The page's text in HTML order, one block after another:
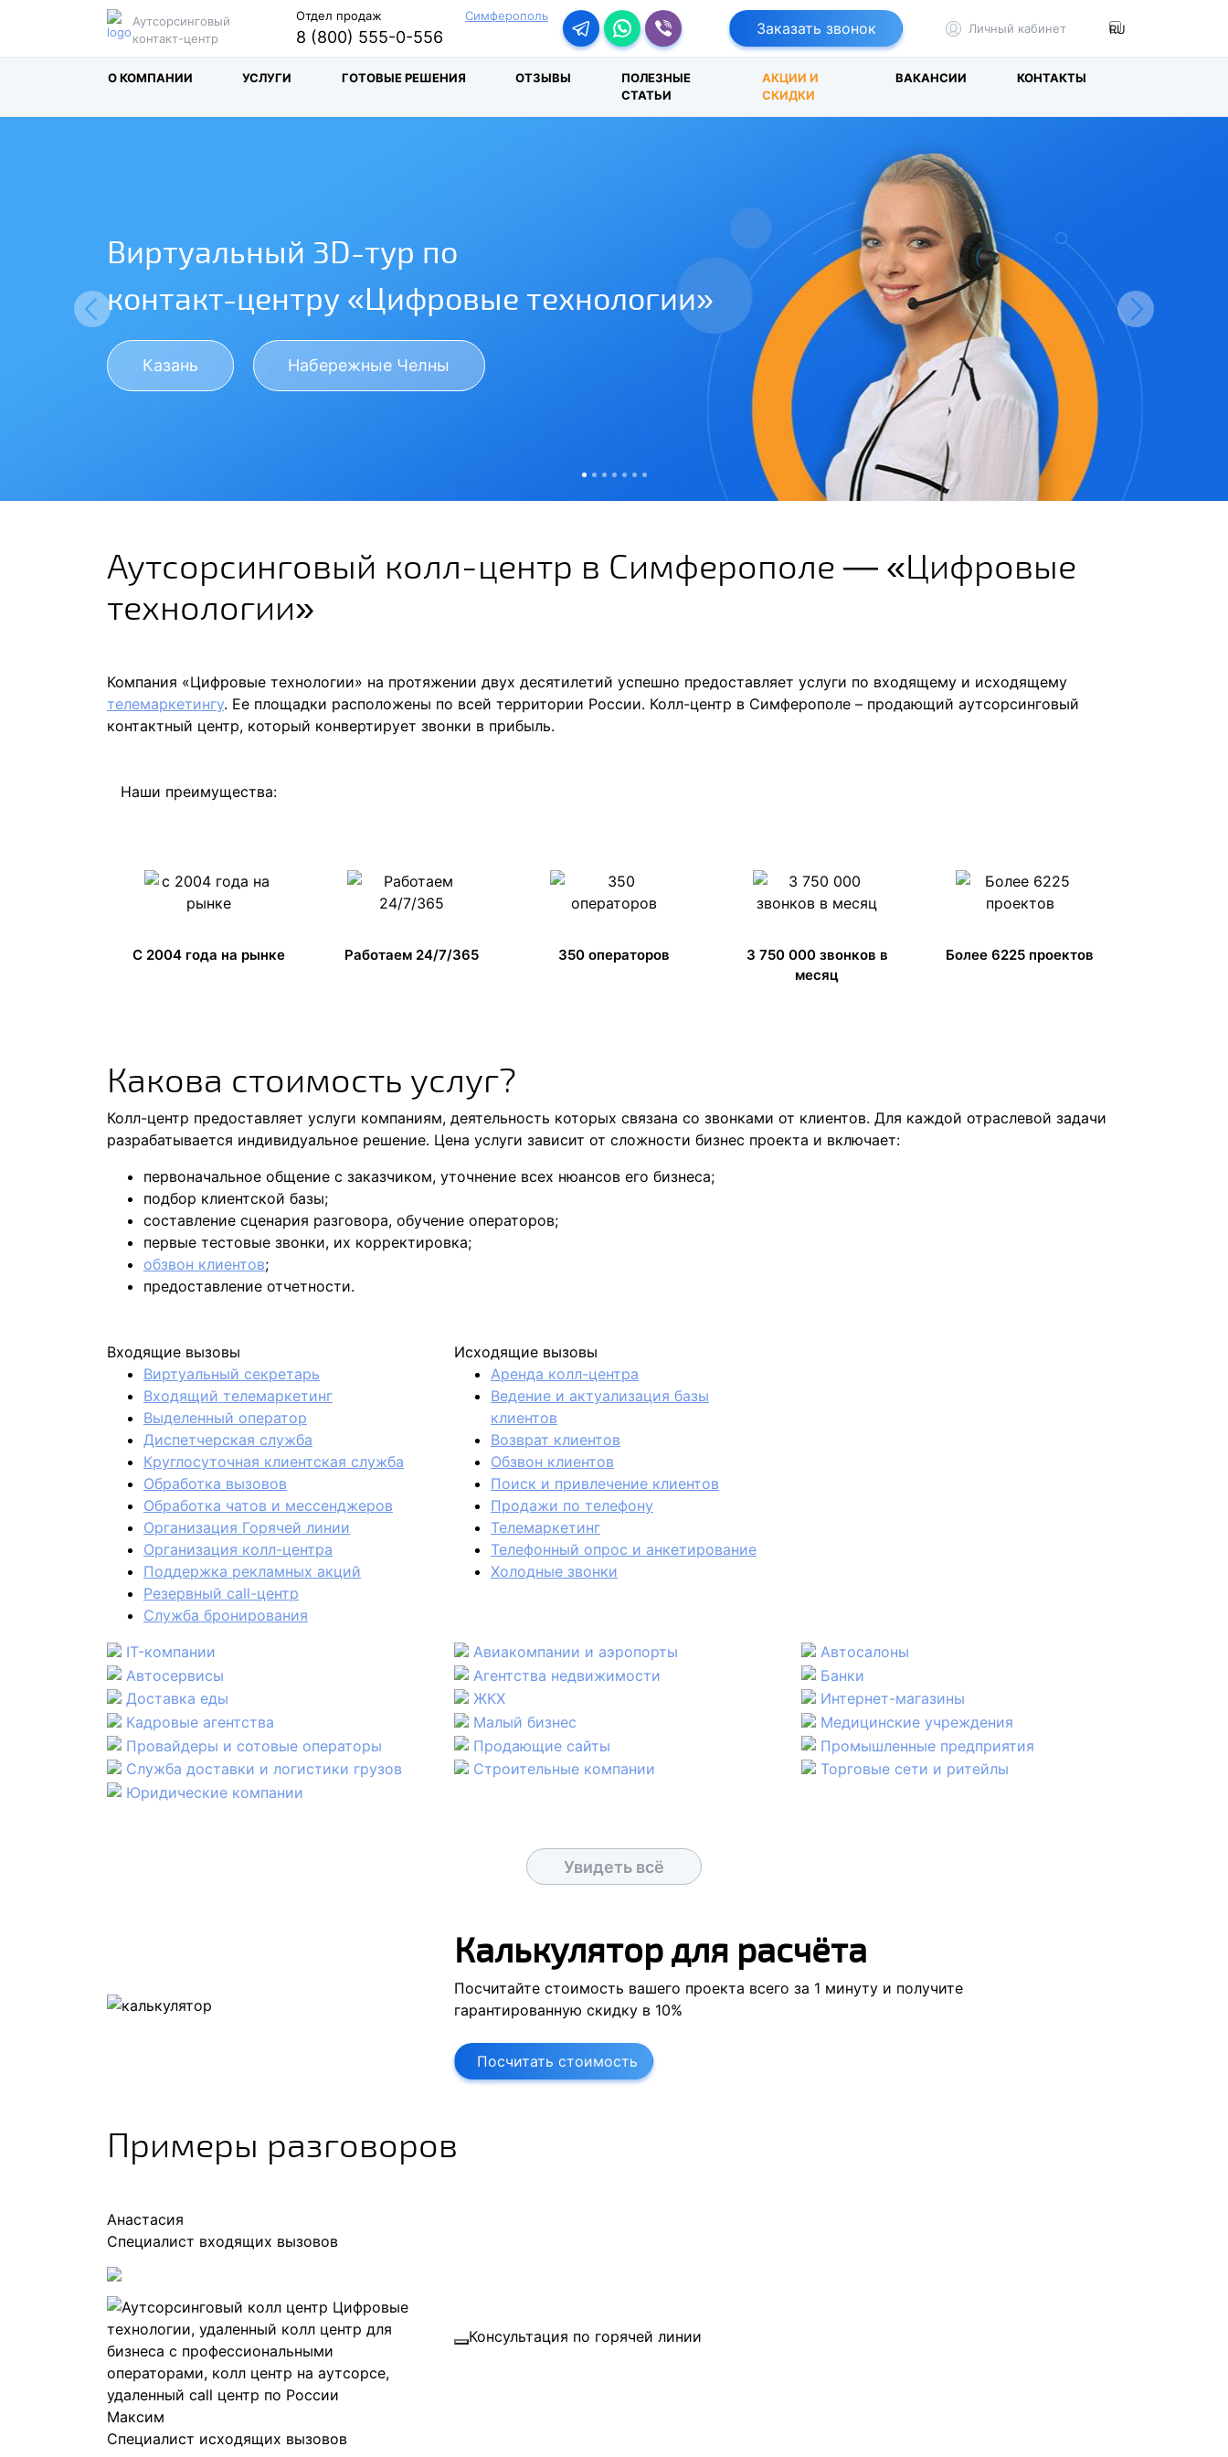
Аутсорсинговый
контакт-центр
Отдел продаж
8 (800) 555-0-556
Симферополь Перейти в телеграм-бот
Перейти в Ватсап
Перейти в ВайберЗаказать звонок Личный кабинет
О КОМПАНИИ УСЛУГИ ГОТОВЫЕ РЕШЕНИЯ ОТЗЫВЫ
ПОЛЕЗНЫЕ
СТАТЬИ
АКЦИИ И
СКИДКИ
ВАКАНСИИ КОНТАКТЫ
Виртуальный 3D-тур по
контакт-центру «Цифровые технологии»
Казань Набережные Челны
Previous Next
Аутсорсинговый колл-центр в Симферополе — «Цифровые
технологии»
Компания «Цифровые технологии» на протяжении двух десятилетий успешно предоставляет услуги по входящему и исходящему
телемаркетингу. Ее площадки расположены по всей территории России. Колл-центр в Симферополе – продающий аутсорсинговый
контактный центр, который конвертирует звонки в прибыль.
Наши преимущества:
C 2004 года на рынке Работаем 24/7/365 350 операторов
3 750 000 звонков в
месяц
Более 6225 проектов
Какова стоимость услуг?
Колл-центр предоставляет услуги компаниям, деятельность которых связана со звонками от клиентов. Для каждой отраслевой задачи
разрабатывается индивидуальное решение. Цена услуги зависит от сложности бизнес проекта и включает:
первоначальное общение с заказчиком, уточнение всех нюансов его бизнеса;
подбор клиентской базы;
составление сценария разговора, обучение операторов;
первые тестовые звонки, их корректировка;
обзвон клиентов;
предоставление отчетности.
Входящие вызовы
Виртуальный секретарь
Входящий телемаркетинг
Выделенный оператор
Диспетчерская служба
Круглосуточная клиентская служба
Обработка вызовов
Обработка чатов и мессенджеров
Организация Горячей линии
Организация колл-центра
Поддержка рекламных акций
Резервный call-центр
Служба бронирования
Исходящие вызовы
Аренда колл-центра
Ведение и актуализация базы
клиентов
Возврат клиентов
Обзвон клиентов
Поиск и привлечение клиентов
Продажи по телефону
Телемаркетинг
Телефонный опрос и анкетирование
Холодные звонки
IT-компании Авиакомпании и аэропорты
Автосалоны
Автосервисы
Агентства недвижимости
Банки
Доставка еды
ЖКХ
Интернет-магазины
Кадровые агентства
Малый бизнес
Медицинские учреждения
Провайдеры и сотовые операторы
Продающие сайты
Промышленные предприятия
Служба доставки и логистики грузов
Строительные компании
Торговые сети и ритейлы
Юридические компании
Увидеть всё
Калькулятор для расчёта
Посчитайте стоимость вашего проекта всего за 1 минуту и получите
гарантированную скидку в 10%
Посчитать стоимость
Примеры разговоров
Анастасия
Специалист входящих вызовов
Консультация по горячей линии
Максим
Специалист исходящих вызовов